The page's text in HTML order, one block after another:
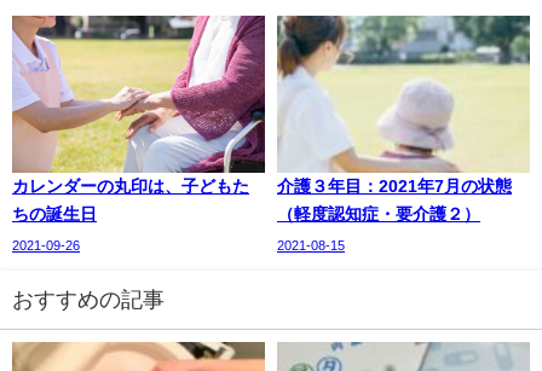
カレンダーの丸印は、子どもた
ちの誕生日
2021-09-26
介護３年目：2021年7月の状態
（軽度認知症・要介護２）
2021-08-15
おすすめの記事